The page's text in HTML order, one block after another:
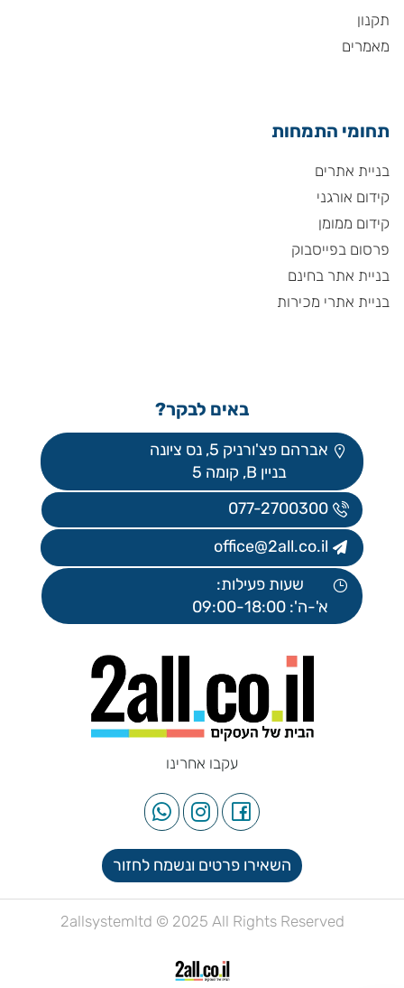
תקנון
מאמרים
תחומי התמחות
בניית אתרים
קידום אורגני
קידום ממומן
פרסום בפייסבוק
בניית אתר בחינם
בניית אתרי מכירות
באים לבקר?
אברהם פצ'ורניק 5, נס ציונה
בניין B, קומה 5
077-2700300
office@2all.co.il
שעות פעילות:
א'-ה': 09:00-18:00
עקבו אחרינו
השאירו פרטים ונשמח לחזור
2allsystemltd © 2025 All Rights Reserved